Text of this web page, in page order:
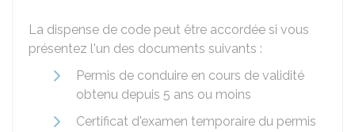
La dispense de code peut être accordée si vous
présentez l'un des documents suivants :
Permis de conduire en cours de validité
obtenu depuis 5 ans ou moins
Certificat d'examen temporaire du permis